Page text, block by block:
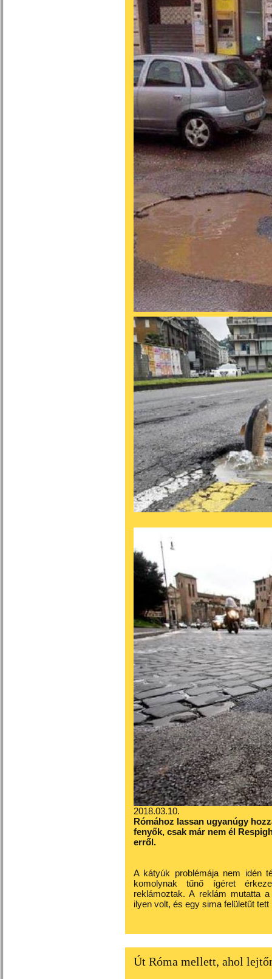
2018.03.10.
Rómához lassan ugyanúgy
fenyők, csak már nem él
erről.
A kátyúk problémája nem idén
komolynak tűnő ígéret
reklámoztak. A reklám mutatta
ilyen volt, és egy sima felületűt
Út Róma mellett, ahol